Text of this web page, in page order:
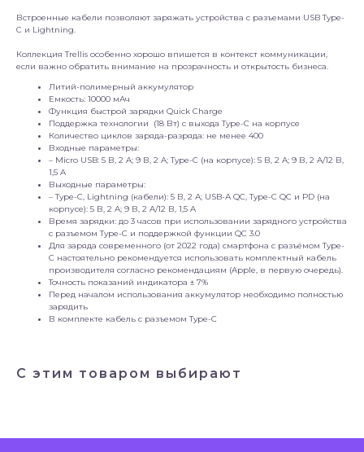
Встроенные кабели позволяют заряжать устройства с разъемами USB Type-
C и Lightning.
Коллекция Trellis особенно хорошо впишется в контекст коммуникации,
если важно обратить внимание на прозрачность и открытость бизнеса.
Литий-полимерный аккумулятор
Емкость: 10000 мАч
Функция быстрой зарядки Quick Charge
Поддержка технологии (18 Вт) c выхода Type-C на корпусе
Количество циклов заряда-разряда: не менее 400
Входные параметры:
– Micro USB: 5 В, 2 A; 9 В, 2 A; Type-C (на корпусе): 5 В, 2 A; 9 В, 2 A/12 В,
1,5 A
Выходные параметры:
– Тype-C, Lightning (кабели): 5 В, 2 А; USB-А QC, Type-C QC и PD (на
корпусе): 5 В, 2 A; 9 В, 2 A/12 В, 1,5 A
Время зарядки: до 3 часов при использовании зарядного устройства
с разъемом Type-C и поддержкой функции QC 3.0
Для заряда современного (от 2022 года) смартфона с разъёмом Type-
C настоятельно рекомендуется использовать комплектный кабель
производителя согласно рекомендациям (Apple, в первую очередь).
Точность показаний индикатора ± 7%
Перед началом использования аккумулятор необходимо полностью
зарядить
В комплекте кабель с разъемом Type-C
С этим товаром выбирают